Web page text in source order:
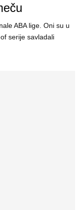
ABA lige. Oni su u
serije savladali